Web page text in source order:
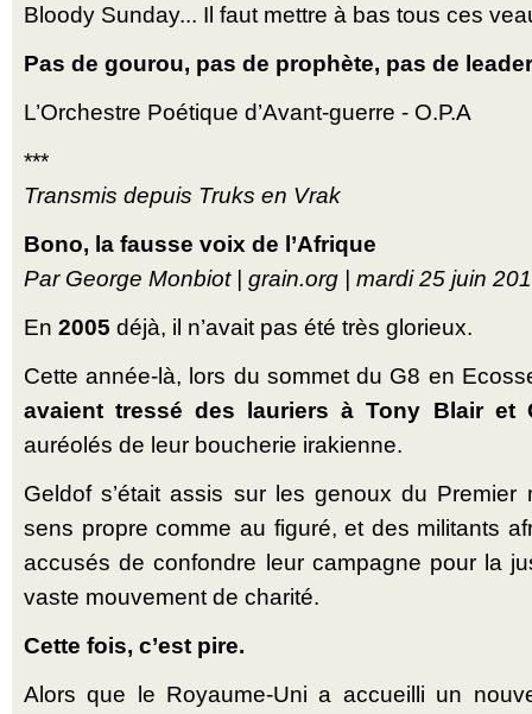
Bloody Sunday... Il faut mettre à bas tous ces
Pas de gourou, pas de prophète, pas de
L’Orchestre Poétique d’Avant-guerre - O.P.A
***
Transmis depuis Truks en Vrak
Bono, la fausse voix de l’Afrique
Par George Monbiot | grain.org | mardi 25 juin
En 2005 déjà, il n’avait pas été très glorieux.
Cette année-là, lors du sommet du G8 en
avaient tressé des lauriers à Tony Blair et
auréolés de leur boucherie irakienne.
Geldof s’était assis sur les genoux du Premier
sens propre comme au figuré, et des militants
accusés de confondre leur campagne pour la
vaste mouvement de charité.
Cette fois, c’est pire.
Alors que le Royaume-Uni a accueilli un